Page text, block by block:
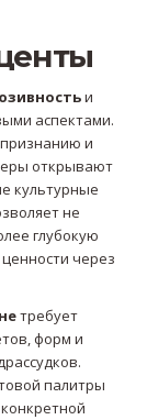
и
аспектами.
и
открывают
культурные
не
глубокую
через
требует
форм и
палитры